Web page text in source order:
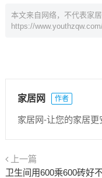
本文来自网络，不代表家
https://
家居网 作者
家居网-让您的家居更
上一篇
卫生间用600乘600砖好